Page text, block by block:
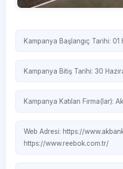
Kampanya Başlangıç Tarihi:
Kampanya Bitiş Tarihi: 30
Kampanya Katılan Firma(lar):
Web Adresi: https://
https://www.reebok.com.tr/